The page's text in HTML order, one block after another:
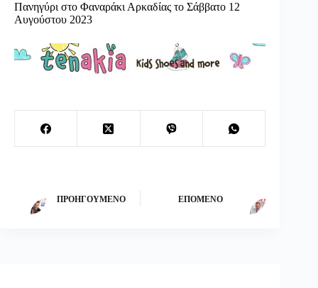
Πανηγύρι στο Φαναράκι Αρκαδίας το Σάββατο 12
Αυγούστου 2023
ΠΡΟΗΓΟΎΜΕΝΟ ΕΠΌΜΕΝΟ